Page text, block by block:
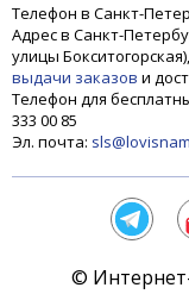
-17%
Телефон в Санкт-
Адрес в Санкт-
улицы
выдачи заказов и
Телефон для
333 00 85
Эл. почта:
©